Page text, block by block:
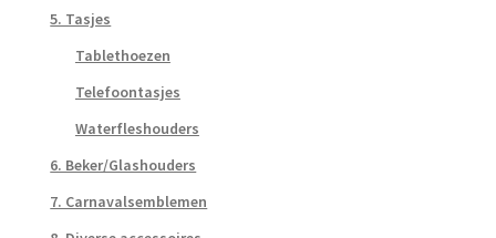
5. Tasjes
Tablethoezen
Telefoontasjes
Waterfleshouders
6. Beker/Glashouders
7. Carnavalsemblemen